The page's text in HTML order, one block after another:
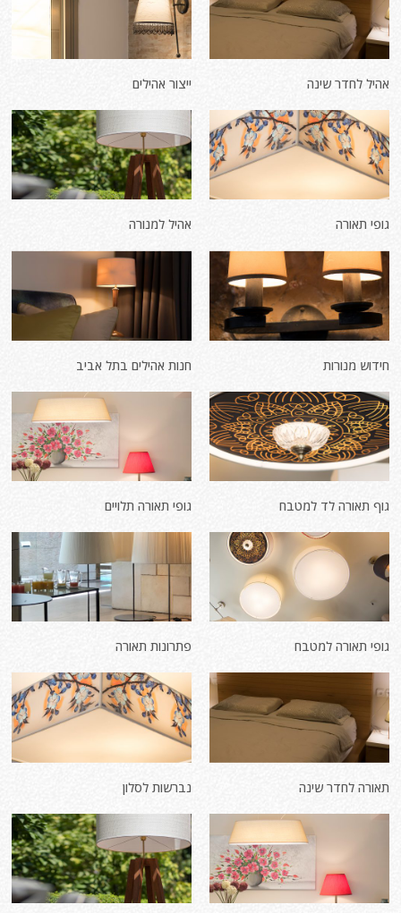
אהיל לחדר שינה ייצור אהילים
גופי תאורה אהיל למנורה
חידוש מנורות חנות אהילים בתל אביב
גוף תאורה לד למטבח גופי תאורה תלויים
גופי תאורה למטבח פתרונות תאורה
תאורה לחדר שינה נברשות לסלון